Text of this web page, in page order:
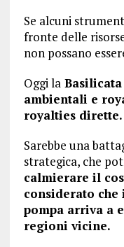
Se alcuni
fronte delle
non possano
Oggi laBasilicata
ambientali e
royalties dirette.
Sarebbe una
strategica, che
calmierare il
considerato
pompa arriva a
regioni vicine.